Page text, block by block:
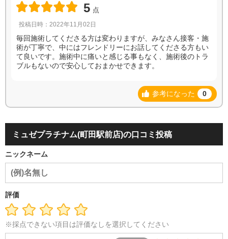
5 点
投稿日時：2022年11月02日
毎回施術してくださる方は変わりますが、みなさん接客・施
術が丁寧で、中にはフレンドリーにお話してくださる方もい
て良いです。施術中に痛いと感じる事もなく、施術後のトラ
ブルもないので安心しておまかせできます。
参考になった 0
ミュゼプラチナム(町田駅前店)の口コミ投稿
ニックネーム
評価
※採点できない項目は評価なしを選択してください